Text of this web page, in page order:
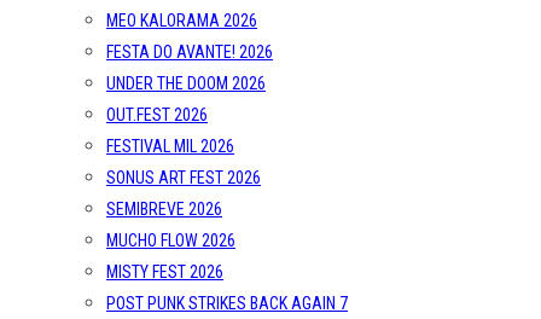
MEO KALORAMA 2026
FESTA DO AVANTE! 2026
UNDER THE DOOM 2026
OUT.FEST 2026
FESTIVAL MIL 2026
SONUS ART FEST 2026
SEMIBREVE 2026
MUCHO FLOW 2026
MISTY FEST 2026
POST PUNK STRIKES BACK AGAIN 7